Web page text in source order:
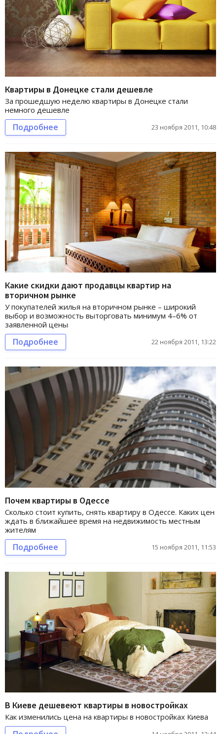
Квартиры в Донецке стали дешевле
За прошедшую неделю квартиры в Донецке стали
немного дешевле
Подробнее 23 ноября 2011, 10:48
Какие скидки дают продавцы квартир на
вторичном рынке
У покупателей жилья на вторичном рынке – широкий
выбор и возможность выторговать минимум 4–6% от
заявленной цены
Подробнее 22 ноября 2011, 13:22
Почем квартиры в Одессе
Сколько стоит купить, снять квартиру в Одессе. Каких цен
ждать в ближайшее время на недвижимость местным
жителям
Подробнее 15 ноября 2011, 11:53
В Киеве дешевеют квартиры в новостройках
Как изменились цена на квартиры в новостройках Киева